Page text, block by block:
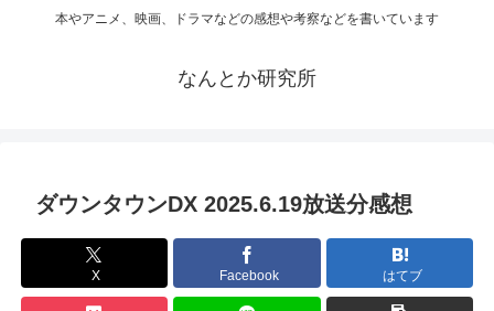
本やアニメ、映画、ドラマなどの感想や考察などを書いています
なんとか研究所
ダウンタウンDX 2025.6.19放送分感想
X Facebook はてブ